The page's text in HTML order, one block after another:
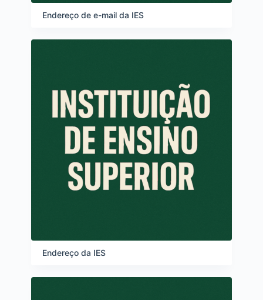
Endereço de e-mail da IES
Endereço da IES